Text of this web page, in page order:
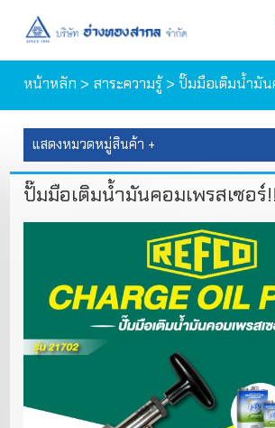
0
ตะกร้าสินค้า
หน้าหลัก > สาระความรู้> ปั๊มมือเติมนํ้ามัน
แสดงหมวดหมู่สินค้า +
ปั๊มมือเติมนํ้ามันคอมเพรสเซอร์!!